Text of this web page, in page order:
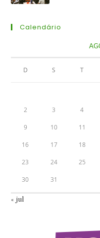
Calendário
D S T
2 3 4
9 10 11
16 17 18
23 24 25
30 31
« jul